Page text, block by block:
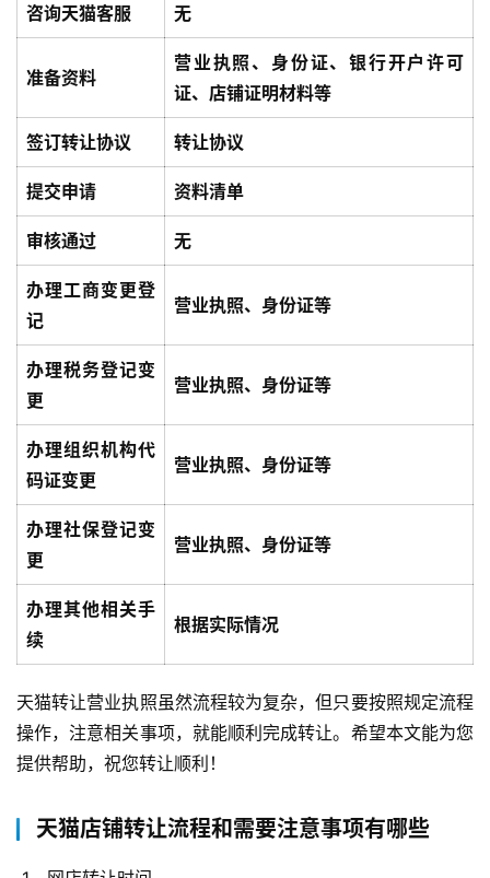
咨询天猫客服 无
准备资料
营业执照、身份证、银行开户许可
证、店铺证明材料等
签订转让协议 转让协议
提交申请 资料清单
审核通过 无
办理工商变更登
记
营业执照、身份证等
办理税务登记变
更
营业执照、身份证等
办理组织机构代
码证变更
营业执照、身份证等
办理社保登记变
更
营业执照、身份证等
办理其他相关手
续
根据实际情况
天猫转让营业执照虽然流程较为复杂，但只要按照规定流程
操作，注意相关事项，就能顺利完成转让。希望本文能为您
提供帮助，祝您转让顺利！
天猫店铺转让流程和需要注意事项有哪些